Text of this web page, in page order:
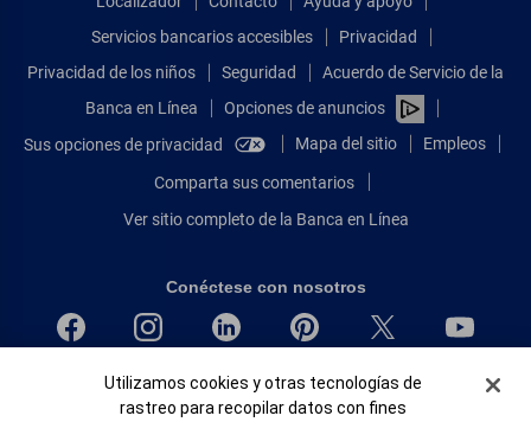
Servicios bancarios accesibles
Privacidad
Privacidad de los niños
Seguridad
Acuerdo de Servicio de la
Banca en Línea
Opciones de anuncios
Sus opciones de privacidad
Mapa del sitio Empleos
Comparta sus comentarios
Ver sitio completo de la Banca en Línea
Conéctese con nosotros
Bank of America, N.A. Miembro de FDIC.
Igualdad de oportunidades en préstamos para viviendas
Banner de Cookies
Utilizamos cookies y otras tecnologías de
rastreo para recopilar datos con fines